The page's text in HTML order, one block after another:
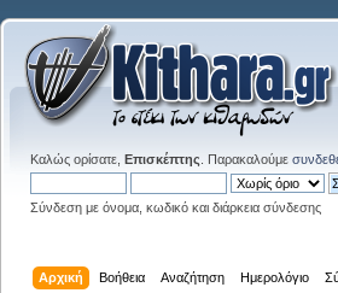
Καλώς ορίσατε, Επισκέπτης . Παρακαλούμε
Σύνδεση με όνομα, κωδικό και διάρκεια σύνδεσης
Αρχική Βοήθεια Αναζήτηση Ημερολόγιο